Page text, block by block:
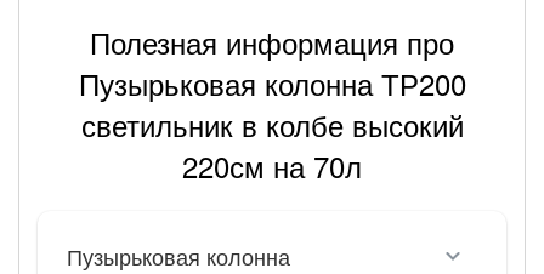
Полезная информация про
Пузырьковая колонна ТР200
светильник в колбе высокий
220см на 70л
Пузырьковая колонна